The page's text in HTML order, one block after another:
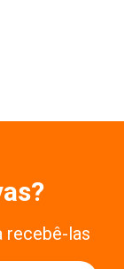
recebê-las